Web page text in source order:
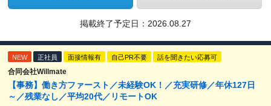
掲載終了予定日： 2026.08.27
NEW 正社員 面接情報有 自己PR不要 話を聞きたい応募可
合同会社Willmate
【事務】働き方ファースト／未経験OK！／充実研修／年休127日
～／残業なし／平均20代／リモートOK